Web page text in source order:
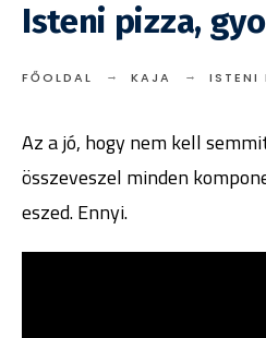
Isteni pizza,
FŐOLDAL KAJA ISTENI
Az a jó, hogy nem kell
összeveszel minden
eszed. Ennyi.